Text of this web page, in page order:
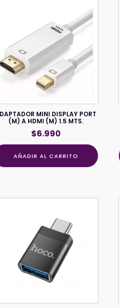
MINI DISPLAY PORT
(M) A HDMI (M) 1.5 MTS.
$6.990
AÑADIR AL CARRITO